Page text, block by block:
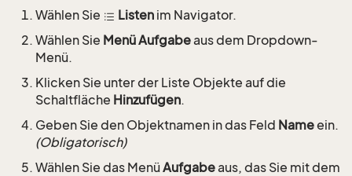
Wählen Sie Listen im Navigator.
Wählen Sie Menü Aufgabeaus dem Dropdown-
Menü.
Klicken Sie unter der Liste Objekte auf die
Schaltfläche Hinzufügen.
Geben Sie den Objektnamen in das Feld Nameein.
(Obligatorisch)
Wählen Sie das MenüAufgabeaus, das Sie mit dem